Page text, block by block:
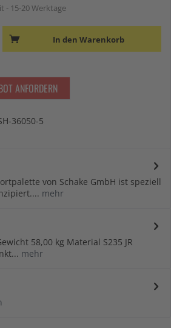
- 15-20 Werktage
In den Warenkorb
ANFORDERN
36050-5
von Schake GmbH ist speziell
mehr
58,00 kg Material S235 JR
mehr